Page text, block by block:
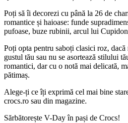
Poți să îi decorezi cu până la 26 de
romantice și haioase: funde
pufoase, buze rubinii, arcul lui
Poți opta pentru saboți clasici roz,
gustul tău sau nu se asortează stilului
romantici, dar cu o notă mai delicată,
pătimaș.
Alege-ți ce îți exprimă cel mai bine
crocs.ro sau din magazine.
Sărbătorește V-Day în pași de Crocs!